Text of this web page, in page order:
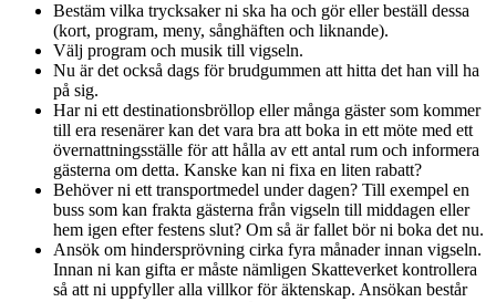
Bestäm vilka trycksaker ni ska ha och gör eller beställ dessa
(kort, program, meny, sånghäften och liknande).
Välj program och musik till vigseln.
Nu är det också dags för brudgummen att hitta det han vill ha
på sig.
Har ni ett destinationsbröllop eller många gäster som kommer
till era resenärer kan det vara bra att boka in ett möte med ett
övernattningsställe för att hålla av ett antal rum och informera
gästerna om detta. Kanske kan ni fixa en liten rabatt?
Behöver ni ett transportmedel under dagen? Till exempel en
buss som kan frakta gästerna från vigseln till middagen eller
hem igen efter festens slut? Om så är fallet bör ni boka det nu.
Ansök om hindersprövning cirka fyra månader innan vigseln.
Innan ni kan gifta er måste nämligen Skatteverket kontrollera
så att ni uppfyller alla villkor för äktenskap. Ansökan består